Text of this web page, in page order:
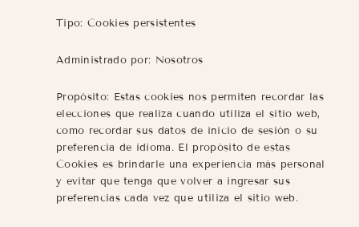
Tipo: Cookies persistentes
Administrado por: Nosotros
Propósito: Estas cookies nos permiten recordar las
elecciones que realiza cuando utiliza el sitio web,
como recordar sus datos de inicio de sesión o su
preferencia de idioma. El propósito de estas
Cookies es brindarle una experiencia más personal
y evitar que tenga que volver a ingresar sus
preferencias cada vez que utiliza el sitio web.